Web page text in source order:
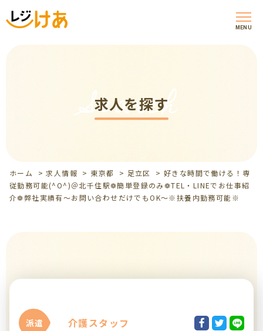
MENU
求人を探す
Search
ホーム >求人情報 > 東京都 > 足立区 >好きな時間で働ける！専
従勤務可能(^O^)＠北千住駅❁簡単登録のみ❁TEL・LINEでお仕事紹
介❁弊社実績有～お問い合わせだけでもOK～※扶養内勤務可能※
派遣 介護スタッフ